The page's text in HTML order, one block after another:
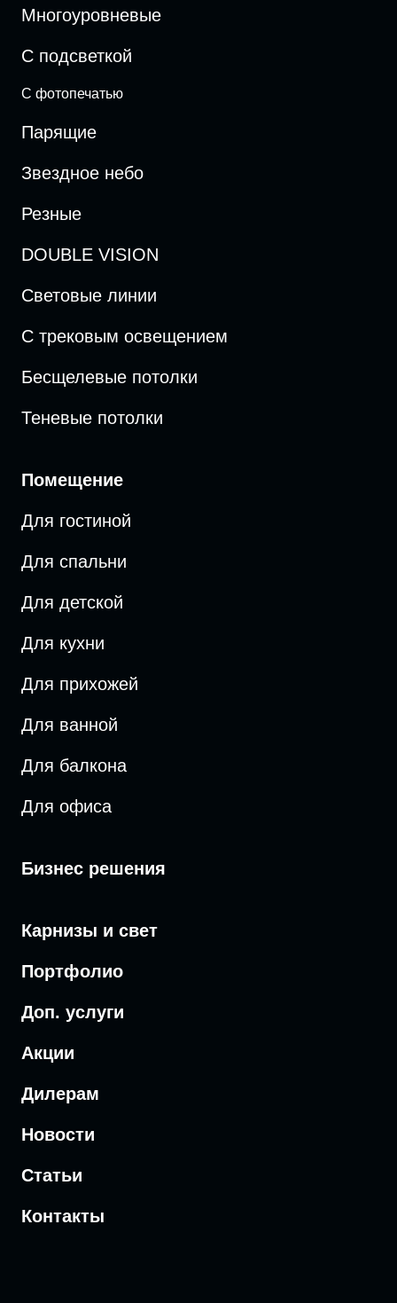
Многоуровневые
С подсветкой
С фотопечатью
Парящие
Звездное небо
Резные
DOUBLE VISION
Cветовые линии
С трековым освещением
Бесщелевые потолки
Теневые потолки
Помещение
Для гостиной
Для спальни
Для детской
Для кухни
Для прихожей
Для ванной
Для балкона
Для офиса
Бизнес решения
Карнизы и свет
Портфолио
Доп. услуги
Акции
Дилерам
Новости
Статьи
Контакты